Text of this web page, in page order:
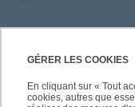
GÉRER LES COOKIES
En cliquant sur « Tout
cookies, autres que